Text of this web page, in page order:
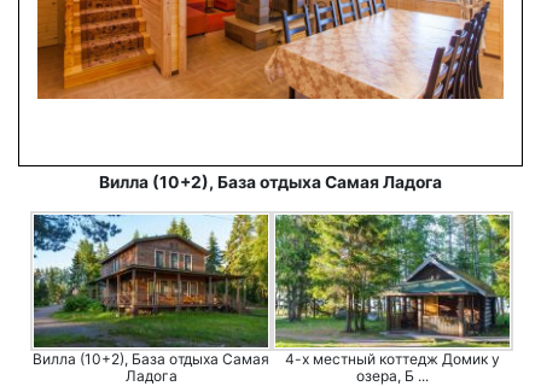
Вилла (10+2), База отдыха Самая Ладога
Вилла (10+2), База отдыха Самая
Ладога
4-х местный коттедж Домик у
озера, Б ...